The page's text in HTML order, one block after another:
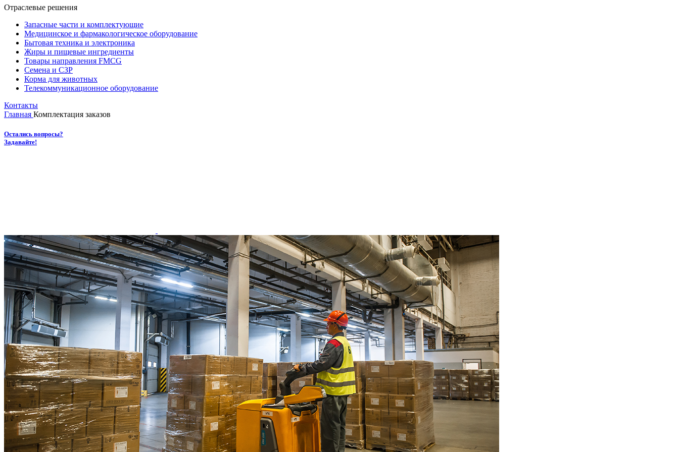
Отраслевые решения
Запасные части и комплектующие
Медицинское и фармакологическое оборудование
Бытовая техника и электроника
Жиры и пищевые ингредиенты
Товары направления FMCG
Семена и СЗР
Корма для животных
Телекоммуникационное оборудование
Контакты
Главная Комплектация заказов
Остались вопросы?
Задавайте!